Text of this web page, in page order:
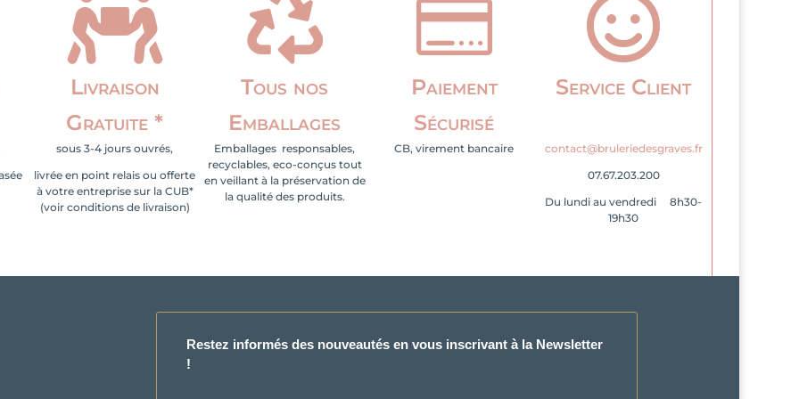
choisies
sur
page
du

Livraison
Gratuite *
sous 3-4 jours ouvrés,
livrée en point relais ou offerte
à votre entreprise sur la CUB*
(voir conditions de livraison)

Tous nos
Emballages
Emballages responsables,
recyclables, eco-conçus tout
en veillant à la préservation de
la qualité des produits.

Paiement
Sécurisé
CB, virement bancaire

Service Client
contact@bruleriedesgraves.fr
07.67.203.200
Du lundi au vendredi 8h30-
19h30